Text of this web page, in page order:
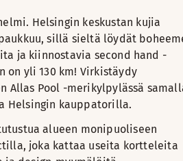
Helsingin keskustan kujia
sillä sieltä löydät
ja kiinnostavia second hand -
on yli 130 km! Virkistäydy
Allas Pool -merikylpylässä
Helsingin kauppatorilla.
alueen monipuoliseen
joka kattaa useita kortteleita